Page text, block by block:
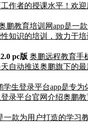
者的授课水平！欢
鹏教育培训网app是一
知识的培训，致力于
pc版 奥鹏远程教育手
动推送奥鹏旗下的
学生登录平台app是专
平台官网介绍奥鹏
一款为用户打造的学习